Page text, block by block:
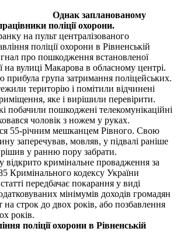
Однак запланованому
поліції охорони.
на пульт централізованого
поліції охорони в Рівненській
про пошкодження встановленої
на вулиці Макарова в обласному центрі.
прибула група затримання поліцейських.
територію і помітили відчинені
яке і вирішили перевірити.
побачили пошкоджені телекомунікаційні
чоловік з ножем у руках.
55-річним мешканцем Рівного. Свою
заперечував, мовляв, у підвалі раніше
у ранню пору забрати.
кримінальне провадження за
Кримінального кодексу України
передбачає покарання у виді
мінімумів доходів громадян
на строк до двох років, або позбавлення
років.
поліції охорони в Рівненській